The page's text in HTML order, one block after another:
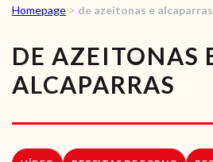
RECEITAS
Homepage > de azeitonas e alcaparras
DE AZEITONAS
ALCAPARRAS